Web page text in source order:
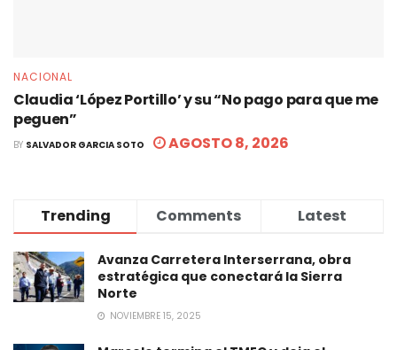
NACIONAL
Claudia ‘López Portillo’ y su “No pago para que me
peguen”
BY SALVADOR GARCIA SOTO AGOSTO 8, 2026
Trending Comments Latest
Avanza Carretera Interserrana, obra
estratégica que conectará la Sierra
Norte
NOVIEMBRE 15, 2025